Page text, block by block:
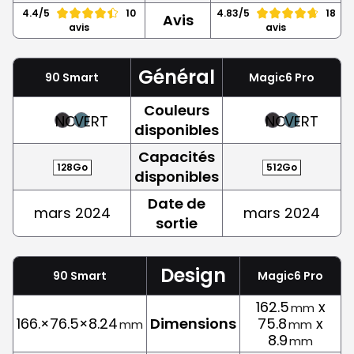
4.4/5
10
avis
Avis 4.83/5
18
avis
90 Smart Général Magic6 Pro
NOIRVERT
Couleurs
disponibles
NOIRVERT
128Go
Capacités
disponibles
512Go
mars 2024
Date de
sortie
mars 2024
90 Smart Design Magic6 Pro
166.×76.5×8.24mm Dimensions
162.5mm x
75.8mm x
8.9mm